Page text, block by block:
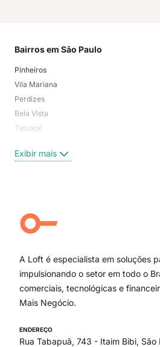
Bairros em São Paulo
Pinheiros
Vila Mariana
Perdizes
Bela Vista
Tatuapé
Centro
Campo Belo
Ipiranga
Paraíso
Itaim Bibi
Exibir mais
A Loft é especialista em soluções
impulsionando o setor em todo o
comerciais, tecnológicas e
Mais Negócio.
ENDEREÇO
Rua Tabapuã, 743 - Itaim Bibi,